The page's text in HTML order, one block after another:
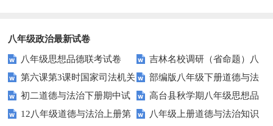
八年级政治最新试卷
八年级思想品德联考试卷
吉林名校调研（省命题）八
年级下第一次月考政治试卷及答
案
第六课第3课时国家司法机关
测试题及答案
部编版八年级下册道德与法
治第一单元测试题及答案
初二道德与法治下册期中试
卷及答案
高台县秋学期八年级思想品
德期末试卷及答案
12八年级道德与法治上册第
八年级上册道德与法治知识